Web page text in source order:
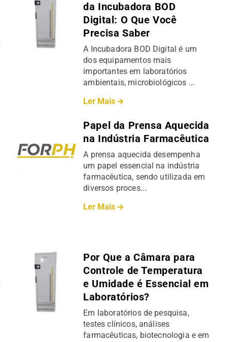
da Incubadora BOD
Digital: O Que Você
Precisa Saber
A Incubadora BOD Digital é um
dos equipamentos mais
importantes em laboratórios
ambientais, microbiológicos ...
Ler Mais
Papel da Prensa Aquecida
na Indústria Farmacêutica
A prensa aquecida desempenha
um papel essencial na indústria
farmacêutica, sendo utilizada em
diversos proces...
Ler Mais
Por Que a Câmara para
Controle de Temperatura
e Umidade é Essencial em
Laboratórios?
Em laboratórios de pesquisa,
testes clínicos, análises
farmacêuticas, biotecnologia e em